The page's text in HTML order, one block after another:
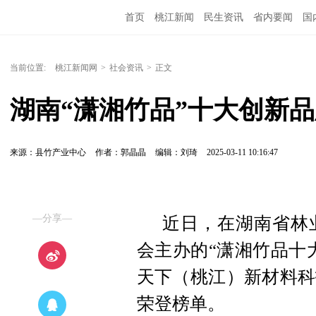
首页 桃江新闻 民生资讯 省内要闻 国
当前位置: 桃江新闻网 > 社会资讯 > 正文
湖南“潇湘竹品”十大创新
来源：县竹产业中心 作者：郭晶晶 编辑：刘琦 2025-03-11 10:16:47
—分享—
近日，在湖南省林
会主办的“潇湘竹品十
天下（桃江）新材料
荣登榜单。